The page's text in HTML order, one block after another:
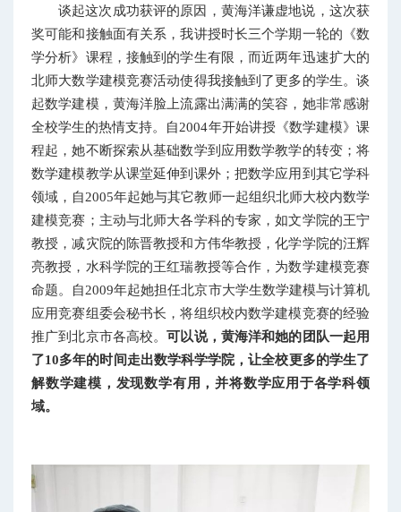
谈起这次成功获评的原因，黄海洋谦虚地说，这次获
奖可能和接触面有关系，我讲授时长三个学期一轮的《数
学分析》课程，接触到的学生有限，而近两年迅速扩大的
北师大数学建模竞赛活动使得我接触到了更多的学生。谈
起数学建模，黄海洋脸上流露出满满的笑容，她非常感谢
全校学生的热情支持。自2004年开始讲授《数学建模》课
程起，她不断探索从基础数学到应用数学教学的转变；将
数学建模教学从课堂延伸到课外；把数学应用到其它学科
领域，自2005年起她与其它教师一起组织北师大校内数学
建模竞赛；主动与北师大各学科的专家，如文学院的王宁
教授，减灾院的陈晋教授和方伟华教授，化学学院的汪辉
亮教授，水科学院的王红瑞教授等合作，为数学建模竞赛
命题。自2009年起她担任北京市大学生数学建模与计算机
应用竞赛组委会秘书长，将组织校内数学建模竞赛的经验
推广到北京市各高校。可以说，黄海洋和她的团队一起用
了10多年的时间走出数学科学学院，让全校更多的学生了
解数学建模，发现数学有用，并将数学应用于各学科领
域。